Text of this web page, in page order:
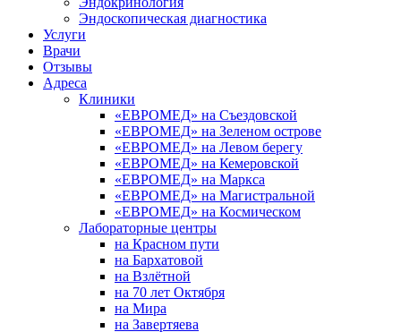
Эндоскопическая диагностика
Услуги
Врачи
Отзывы
Адреса
Клиники
«ЕВРОМЕД» на Съездовской
«ЕВРОМЕД» на Зеленом острове
«ЕВРОМЕД» на Левом берегу
«ЕВРОМЕД» на Кемеровской
«ЕВРОМЕД» на Маркса
«ЕВРОМЕД» на Магистральной
«ЕВРОМЕД» на Космическом
Лабораторные центры
на Красном пути
на Бархатовой
на Взлётной
на 70 лет Октября
на Мира
на Завертяева